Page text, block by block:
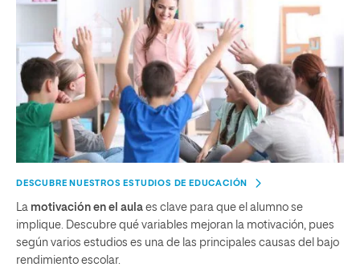
DESCUBRE NUESTROS ESTUDIOS DE EDUCACIÓN
La motivación en el aula es clave para que el alumno se
implique. Descubre qué variables mejoran la motivación, pues
según varios estudios es una de las principales causas del bajo
rendimiento escolar.